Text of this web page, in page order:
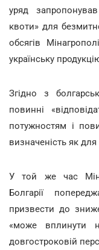
уряд
квоти» для
обсягів
українську
Згідно з
повинні
потужностям і
визначеність як
У той же час
Болгарії
призвести до
«може вплинути
довгостроковій